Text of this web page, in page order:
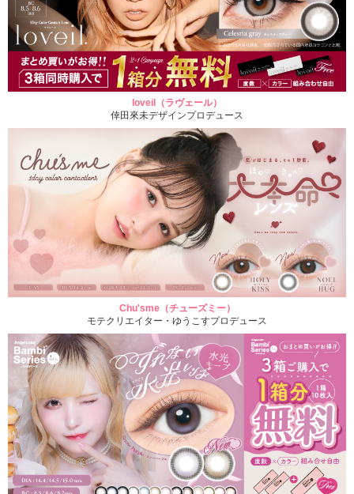
loveil（ラヴェール）
倖田來未デザインプロデュース
Chu'sme（チューズミー）
モテクリエイター・ゆうこすプロデュース